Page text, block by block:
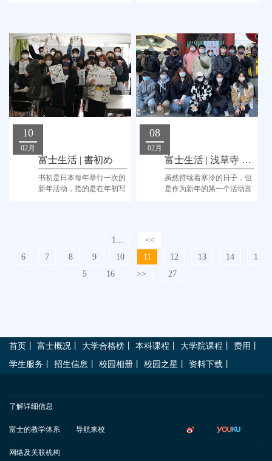
10
02月
富士生活 | 書初め
书初是日本每年举行一次的
新年活动，指的是在年初写
08
02月
富士生活 | 浅草寺 お守り
虽然持续着寒冷的日子，但
是作为新年的第一个活动富
1...
<<
6
7 8 9 10 11 12 13 14
1
5
16 >> 27
首页 富士概况 大学合格榜 本科课程 大学院课程 费用
学生服务
招生信息 校园相册 校园之星 资料下载
了解详细信息
富士的教学体系 导航来校
网络及关联机构